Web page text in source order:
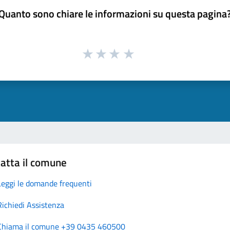
sono chiare le informazioni su questa
il comune
le domande frequenti
Assistenza
il comune +39 0435 460500